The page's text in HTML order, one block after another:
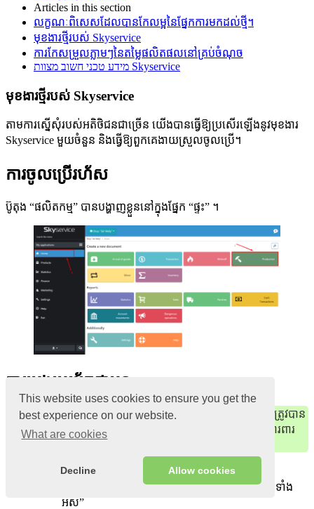
This website uses cookies to ensure you get the
best experience on our website.
What are cookies
Decline Allow cookies
Articles in this section
លក្ខណៈពិសេសដែលបានកែលម្អនៃផ្នែកការមកដល់ថ្មី។
មុខងារថ្មីរបស់ Skyservice
ការកែសម្រួលភ្លាមៗនៃតម្លៃផលិតផលនៅគ្រប់ចំណុច
מידע טכני חשוב מצוות Skyservice
មុខងារថ្មីរបស់ Skyservice
តាមការស្នើសុំរបស់អតិថិជនជាច្រើន យើងបានធ្វើឱ្យប្រសើរឡើងនូវមុខងារ
Skyservice មួយចំនួន និងធ្វើឱ្យពួកគេងាយស្រួលចូលប្រើ។
ការចូលប្រើរហ័ស
ប៊ូតុង “ផលិតកម្ម” បានបង្ហាញខ្លួននៅក្នុងផ្នែក “ផ្ទះ” ។
ការប្រុងប្រយ័ត្នជាមុន
ដើម្បីសុវត្ថិភាព មុខងារ “កូដ PIN អ្នកគ្រប់គ្រង” បានបង្ហាញខ្លួន។ វាត្រូវបាន
រចនាឡើងដើម្បីការពារការដកយកចេញដោយចៃដន្យនៃទំនិញ និងការពារ
របៀបដែលវាដំណើរការ៖
នៅក្នុងផ្ទាំងគ្រប់គ្រង បើកផ្នែក “ផលិតផល” – “ទំនិញទាំង
អស់”